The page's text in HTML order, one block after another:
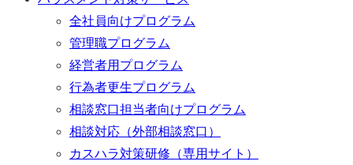
全社員向けプログラム
管理職プログラム
経営者用プログラム
行為者更生プログラム
相談窓口担当者向けプログラム
相談対応（外部相談窓口）
カスハラ対策研修（専用サイト）